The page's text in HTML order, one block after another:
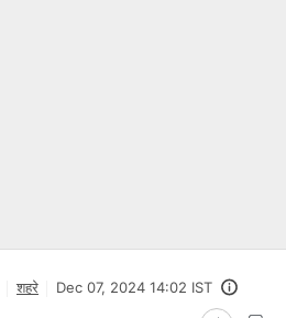
शहरे Dec 07, 2024 14:02 IST